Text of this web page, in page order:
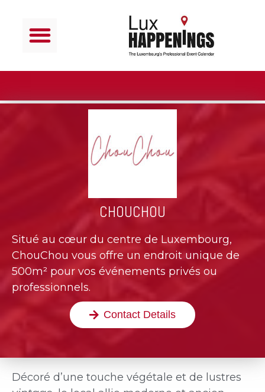
CHOUCHOU
Situé au cœur du centre de Luxembourg,
ChouChou vous offre un endroit unique de
500m² pour vos événements privés ou
professionnels.
Contact Details
Décoré d’une touche végétale et de lustres